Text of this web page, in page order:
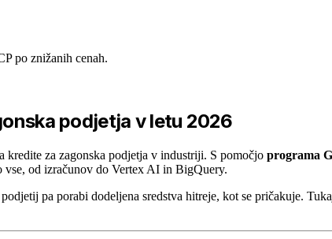
po znižanih cenah.
podjetja v letu 2026
za zagonska podjetja v industriji. S pomočjo programa
vse, od izračunov do Vertex AI in BigQuery.
pa porabi dodeljena sredstva hitreje, kot se pričakuje.